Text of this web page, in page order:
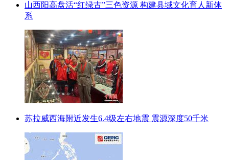
山西阳高盘活“红绿古”三色资源 构建县域文化育人新体
系
苏拉威西海附近发生6.4级左右地震 震源深度50千米